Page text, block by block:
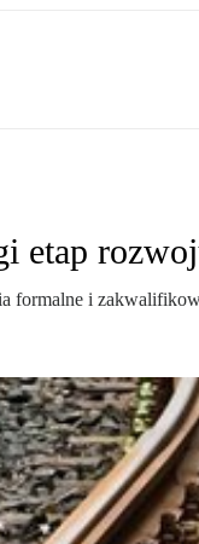
etap
formalne i